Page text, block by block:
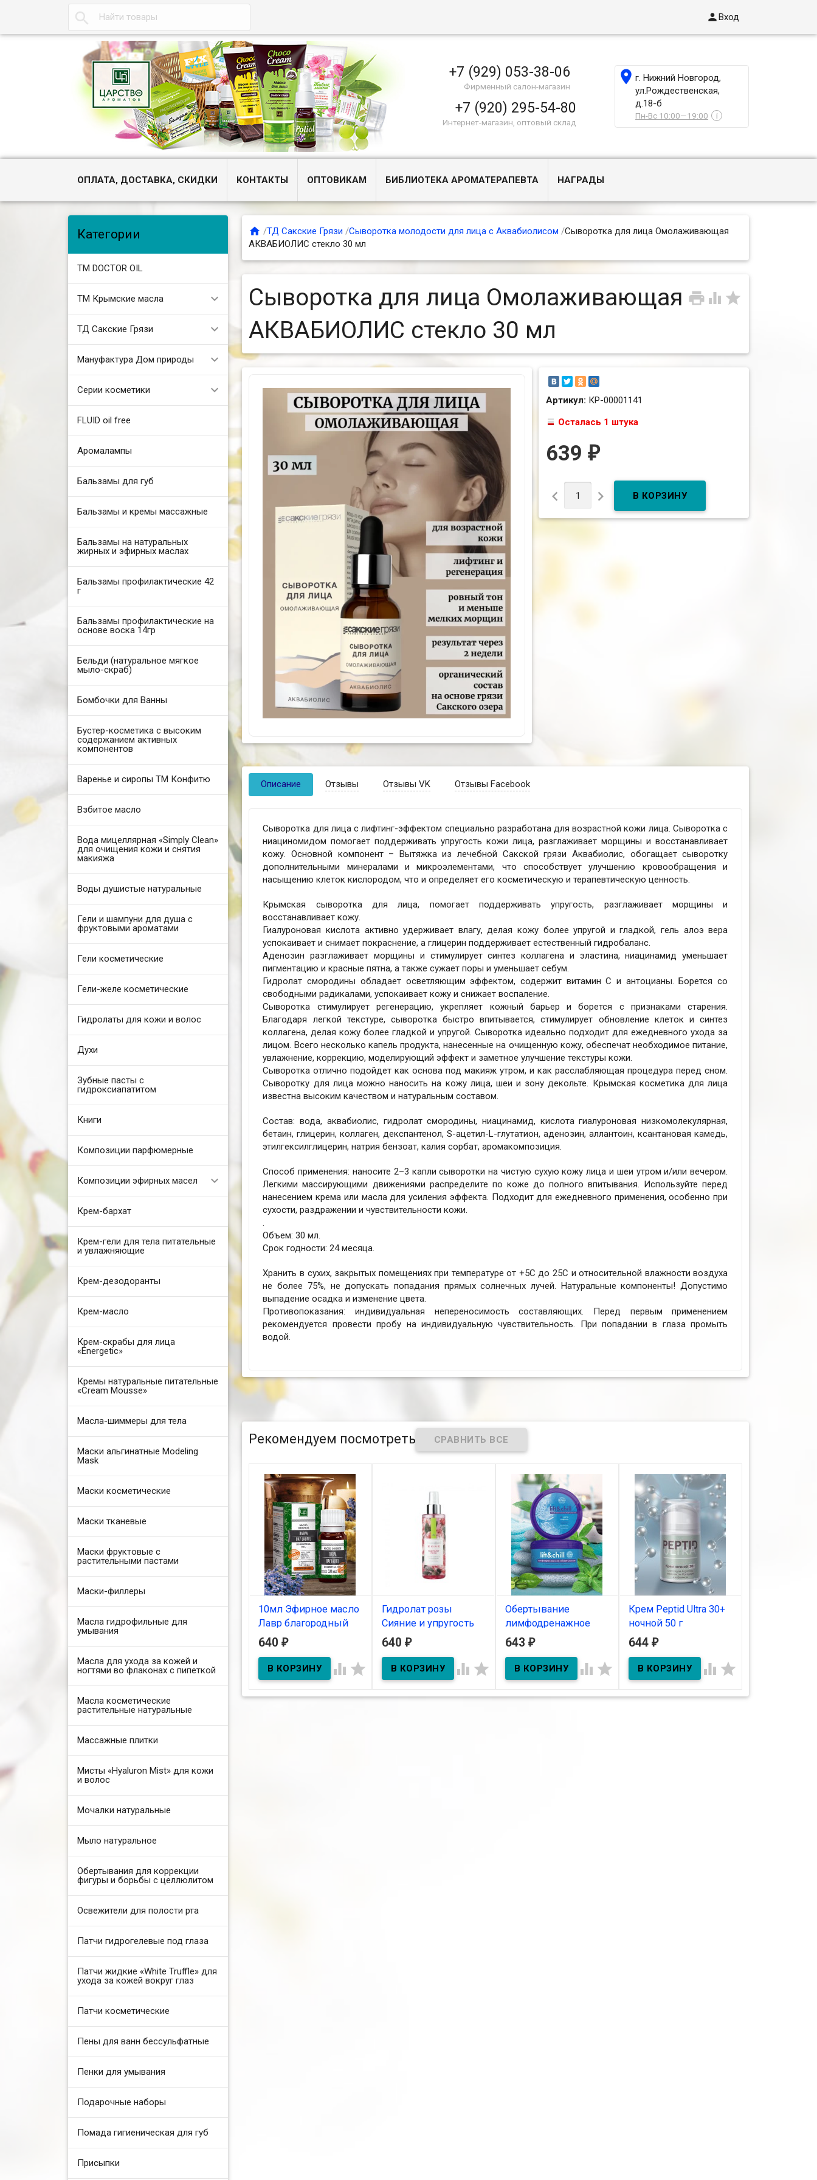
 Вход
+7 (929) 053-38-06
Фирменный салон-магазин
+7 (920) 295-54-80
Интернет-магазин, оптовый склад
г. Нижний Новгород,
ул.Рождественская,
д.18-б
Пн-Вс 10:00—19:00 i
ОПЛАТА, ДОСТАВКА, СКИДКИ КОНТАКТЫ ОПТОВИКАМ БИБЛИОТЕКА АРОМАТЕРАПЕВТА НАГРАДЫ
Категории
ТМ DOCTOR OIL
ТМ Крымские масла
ТД Сакские Грязи
Мануфактура Дом природы
Серии косметики
FLUID oil free
Аромалампы
Бальзамы для губ
Бальзамы и кремы массажные
Бальзамы на натуральных
жирных и эфирных маслах
Бальзамы профилактические 42
г
Бальзамы профилактические на
основе воска 14гр
Бельди (натуральное мягкое
мыло-скраб)
Бомбочки для Ванны
Бустер-косметика с высоким
содержанием активных
компонентов
Варенье и сиропы ТМ Конфитю
Взбитое масло
Вода мицеллярная «Simply Clean»
для очищения кожи и снятия
макияжа
Воды душистые натуральные
Гели и шампуни для душа с
фруктовыми ароматами
Гели косметические
Гели-желе косметические
Гидролаты для кожи и волос
Духи
Зубные пасты с
гидроксиапатитом
Книги
Композиции парфюмерные
Композиции эфирных масел
Крем-бархат
Крем-гели для тела питательные
и увлажняющие
Крем-дезодоранты
Крем-масло
Крем-скрабы для лица
«Energetic»
Кремы натуральные питательные
«Cream Mousse»
Масла-шиммеры для тела
Маски альгинатные Modeling
Mask
Маски косметические
Маски тканевые
Маски фруктовые с
растительными пастами
Маски-филлеры
Масла гидрофильные для
умывания
Масла для ухода за кожей и
ногтями во флаконах с пипеткой
Масла косметические
растительные натуральные
Массажные плитки
Мисты «Hyaluron Mist» для кожи
и волос
Мочалки натуральные
Мыло натуральное
Обертывания для коррекции
фигуры и борьбы с целлюлитом
Освежители для полости рта
Патчи гидрогелевые под глаза
Патчи жидкие «White Truffle» для
ухода за кожей вокруг глаз
Патчи косметические
Пены для ванн бессульфатные
Пенки для умывания
Подарочные наборы
Помада гигиеническая для губ
Присыпки
 /ТД Сакские Грязи /Сыворотка молодости для лица с Аквабиолисом /Сыворотка для лица Омолаживающая
АКВАБИОЛИС стекло 30 мл
  
Сыворотка для лица Омолаживающая
АКВАБИОЛИС стекло 30 мл
Артикул: КР-00001141
Осталась 1 штука
639₽
 
Описание Отзывы Отзывы VK Отзывы Facebook
Сыворотка для лица с лифтинг-эффектом специально разработана для возрастной кожи лица. Сыворотка с
ниациномидом помогает поддерживать упругость кожи лица, разглаживает морщины и восстанавливает
кожу. Основной компонент – Вытяжка из лечебной Сакской грязи Аквабиолис, обогащает сыворотку
дополнительными минералами и микроэлементами, что способствует улучшению кровообращения и
насыщению клеток кислородом, что и определяет его косметическую и терапевтическую ценность.
Крымская сыворотка для лица, помогает поддерживать упругость, разглаживает морщины и
восстанавливает кожу.
Гиалуроновая кислота активно удерживает влагу, делая кожу более упругой и гладкой, гель алоэ вера
успокаивает и снимает покраснение, а глицерин поддерживает естественный гидробаланс.
Аденозин разглаживает морщины и стимулирует синтез коллагена и эластина, ниацинамид уменьшает
пигментацию и красные пятна, а также сужает поры и уменьшает себум.
Гидролат смородины обладает осветляющим эффектом, содержит витамин C и антоцианы. Борется со
свободными радикалами, успокаивает кожу и снижает воспаление.
Сыворотка стимулирует регенерацию, укрепляет кожный барьер и борется с признаками старения.
Благодаря легкой текстуре, сыворотка быстро впитывается, стимулирует обновление клеток и синтез
коллагена, делая кожу более гладкой и упругой. Сыворотка идеально подходит для ежедневного ухода за
лицом. Всего несколько капель продукта, нанесенные на очищенную кожу, обеспечат необходимое питание,
увлажнение, коррекцию, моделирующий эффект и заметное улучшение текстуры кожи.
Сыворотка отлично подойдет как основа под макияж утром, и как расслабляющая процедура перед сном.
Сыворотку для лица можно наносить на кожу лица, шеи и зону декольте. Крымская косметика для лица
известна высоким качеством и натуральным составом.
Состав: вода, аквабиолис, гидролат смородины, ниацинамид, кислота гиалуроновая низкомолекулярная,
бетаин, глицерин, коллаген, декспантенол, S-ацетил-L-глутатион, аденозин, аллантоин, ксантановая камедь,
этилгексилглицерин, натрия бензоат, калия сорбат, аромакомпозиция.
Способ применения: наносите 2–3 капли сыворотки на чистую сухую кожу лица и шеи утром и/или вечером.
Легкими массирующими движениями распределите по коже до полного впитывания. Используйте перед
нанесением крема или масла для усиления эффекта. Подходит для ежедневного применения, особенно при
сухости, раздражении и чувствительности кожи.
.
Объем: 30 мл.
Срок годности: 24 месяца.
Хранить в сухих, закрытых помещениях при температуре от +5C до 25C и относительной влажности воздуха
не более 75%, не допускать попадания прямых солнечных лучей. Натуральные компоненты! Допустимо
выпадение осадка и изменение цвета.
Противопоказания: индивидуальная непереносимость составляющих. Перед первым применением
рекомендуется провести пробу на индивидуальную чувствительность. При попадании в глаза промыть
водой.
Рекомендуем посмотреть
10мл Эфирное масло
Лавр благородный
В наличии
10мл Эфирное масло Лавр
640 ₽
 
Гидролат розы
Сияние и упругость
для всех типов кожи
640 ₽
 
Обертывание
лимфодренажное
Lift&Chill с
эффектом 220 мл
643 ₽
 
Крем Peptid Ultra 30+
ночной 50 г
В наличии
644 ₽
 